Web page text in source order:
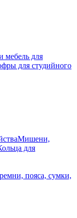
мебель для
для студийного
Мишени,
для
пояса, сумки,